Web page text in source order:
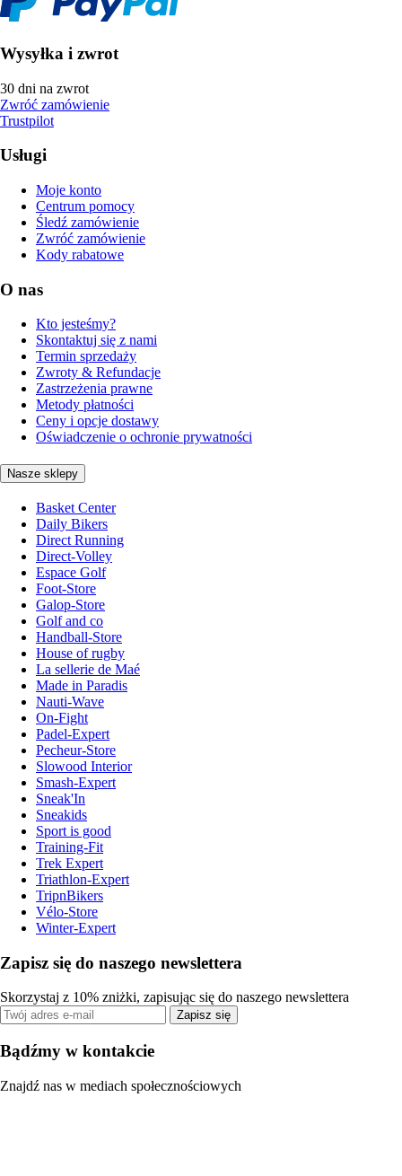
Wysyłka i zwrot
30 dni na zwrot
Zwróć zamówienie
Trustpilot
Usługi
Moje konto
Centrum pomocy
Śledź zamówienie
Zwróć zamówienie
Kody rabatowe
O nas
Kto jesteśmy?
Skontaktuj się z nami
Termin sprzedaży
Zwroty & Refundacje
Zastrzeżenia prawne
Metody płatności
Ceny i opcje dostawy
Oświadczenie o ochronie prywatności
Nasze sklepy
Basket Center
Daily Bikers
Direct Running
Direct-Volley
Espace Golf
Foot-Store
Galop-Store
Golf and co
Handball-Store
House of rugby
La sellerie de Maé
Made in Paradis
Nauti-Wave
On-Fight
Padel-Expert
Pecheur-Store
Slowood Interior
Smash-Expert
Sneak'In
Sneakids
Sport is good
Training-Fit
Trek Expert
Triathlon-Expert
TripnBikers
Vélo-Store
Winter-Expert
Zapisz się do naszego newslettera
Skorzystaj z 10% zniżki, zapisując się do naszego newslettera
Zapisz się
Bądźmy w kontakcie
Znajdź nas w mediach społecznościowych